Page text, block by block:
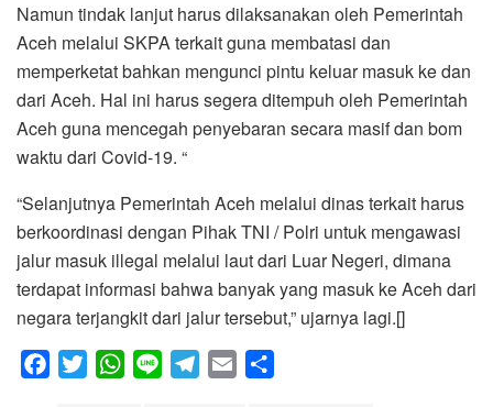
Namun tindak lanjut harus dilaksanakan oleh Pemerintah
Aceh melalui SKPA terkait guna membatasi dan
memperketat bahkan mengunci pintu keluar masuk ke dan
dari Aceh. Hal ini harus segera ditempuh oleh Pemerintah
Aceh guna mencegah penyebaran secara masif dan bom
waktu dari Covid-19. “
“Selanjutnya Pemerintah Aceh melalui dinas terkait harus
berkoordinasi dengan Pihak TNI / Polri untuk mengawasi
jalur masuk illegal melalui laut dari Luar Negeri, dimana
terdapat informasi bahwa banyak yang masuk ke Aceh dari
negara terjangkit dari jalur tersebut,” ujarnya lagi.[]
W